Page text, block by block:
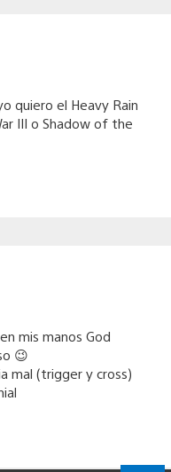
quiero el Heavy Rain
III o Shadow of the
mis manos God
😉
mal (trigger y cross)